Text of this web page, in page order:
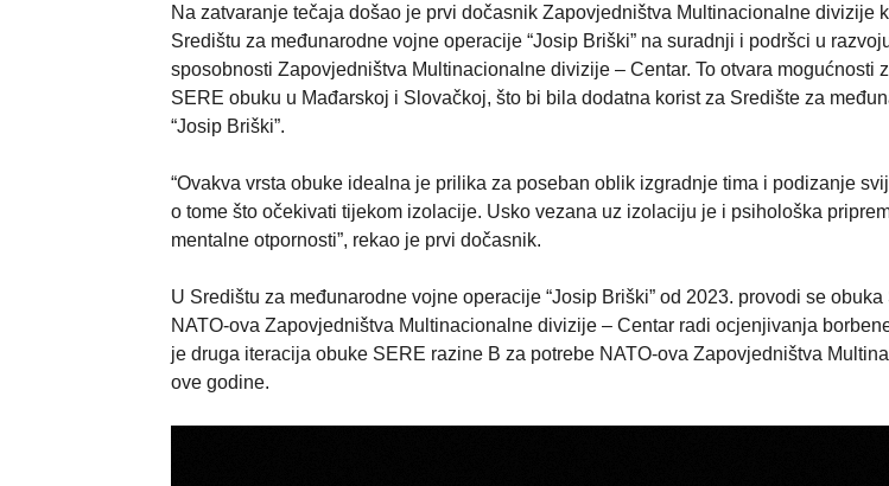
Na zatvaranje tečaja došao je prvi dočasnik Zapovjedništva Multinacionalne divizije
Središtu za međunarodne vojne operacije “Josip Briški” na suradnji i podršci u
sposobnosti Zapovjedništva Multinacionalne divizije – Centar. To otvara mogućnosti
SERE obuku u Mađarskoj i Slovačkoj, što bi bila dodatna korist za Središte za
“Josip Briški”.
“Ovakva vrsta obuke idealna je prilika za poseban oblik izgradnje tima i podizanje
o tome što očekivati tijekom izolacije. Usko vezana uz izolaciju je i psihološka
mentalne otpornosti”, rekao je prvi dočasnik.
U Središtu za međunarodne vojne operacije “Josip Briški” od 2023. provodi se
NATO-ova Zapovjedništva Multinacionalne divizije – Centar radi ocjenjivanja
je druga iteracija obuke SERE razine B za potrebe NATO-ova Zapovjedništva
ove godine.